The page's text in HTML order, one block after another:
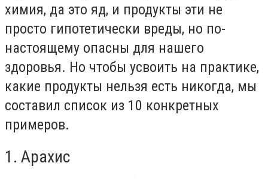
химия, да это яд, и продукты эти не
просто гипотетически вреды, но по-
настоящему опасны для нашего
здоровья. Но чтобы усвоить на практике,
какие продукты нельзя есть никогда, мы
составил список из 10 конкретных
примеров.
1. Арахис